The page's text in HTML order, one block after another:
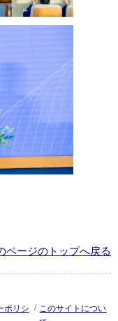
ページのトップへ戻る
ポリシ
/ このサイトについ